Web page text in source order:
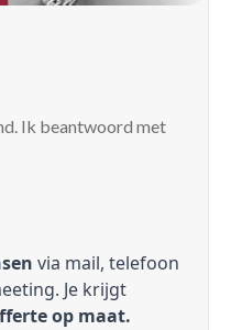
Ik beantwoord met
via mail, telefoon
Je krijgt
op maat.